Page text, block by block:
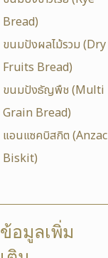
Bread)
ขนมปังผลไม้รวม (Dry
Fruits Bread)
ขนมปังธัญพืช (Multi
Grain Bread)
แอนแซคบิสกิต (Anzac
Biskit)
ข้อมูลเพิ่ม